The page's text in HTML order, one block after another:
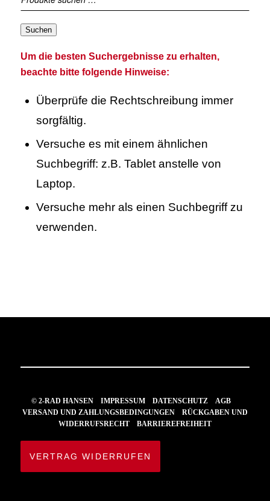
Suchen
Um die besten Suchergebnisse zu erhalten,
beachte bitte folgende Hinweise:
Überprüfe die Rechtschreibung immer
sorgfältig.
Versuche es mit einem ähnlichen
Suchbegriff: z.B. Tablet anstelle von
Laptop.
Versuche mehr als einen Suchbegriff zu
verwenden.
© 2-RAD HANSENIMPRESSUM DATENSCHUTZ
AGB
VERSAND UND ZAHLUNGSBEDINGUNGEN
RÜCKGABEN UND
WIDERRUFSRECHT
BARRIEREFREIHEIT
VERTRAG WIDERRUFEN